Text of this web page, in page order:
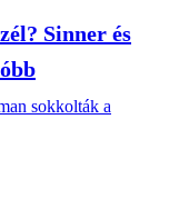
Sinner és
sokkolták a